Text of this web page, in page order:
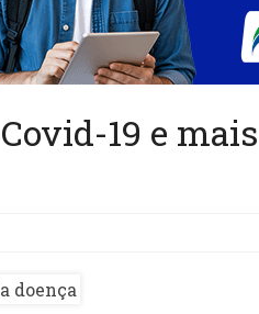
19 e